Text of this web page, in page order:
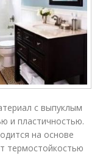
с выпуклым
и пластичностью.
на основе
термостойкостью